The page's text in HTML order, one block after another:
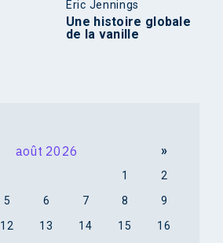
Éric Jennings
Une histoire globale
de la vanille
août 2026 »
1
2
5 6 7 8
9
12 13 14 15
16